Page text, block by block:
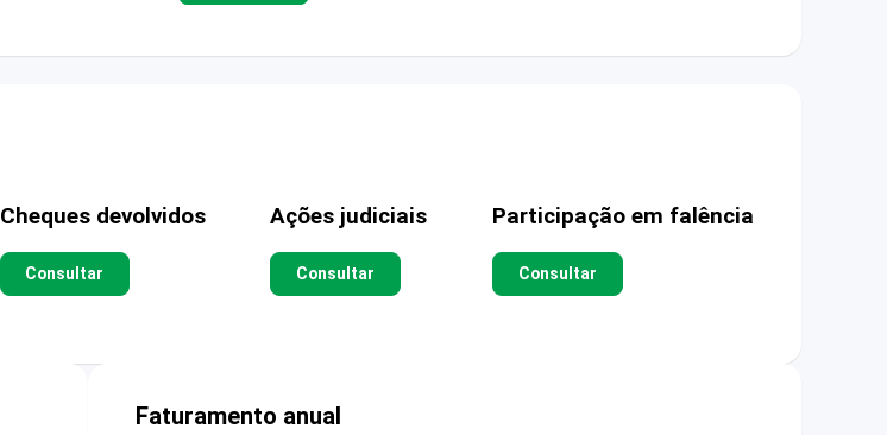
Cheques devolvidos
Consultar
Ações judiciais
Consultar
Participação em falência
Consultar
Faturamento anual